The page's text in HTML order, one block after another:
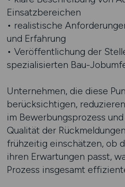
Einsatzbereichen
• realistische
und Erfahrung
• Veröffentlichung der
spezialisierten Bau-
Unternehmen, die diese
berücksichtigen,
im Bewerbungsprozess
Qualität der
frühzeitig einschätzen, ob
ihren Erwartungen passt,
Prozess insgesamt